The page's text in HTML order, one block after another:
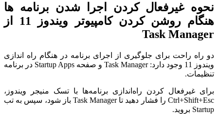
نحوه غیرفعال کردن اجرا شدن برنامه ها
هنگام روشن کردن کامپیوتر ویندوز 11 از
Task Manager
دو راه راحت برای جلوگیری از اجرای برنامه در هنگام راه اندازی
ویندوز 11 وجود دارد: Task Manager و صفحه Startup Apps در برنامه
تنظیمات.
برای غیرفعال کردن راه‌اندازی برنامه‌ها با تسک منیجر ویندوز،
Ctrl+Shift+Esc را فشار دهید تا Task Manager باز شود، سپس به تب
Startup بروید.